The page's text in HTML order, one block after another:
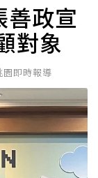
善政宣
對象
即時報導